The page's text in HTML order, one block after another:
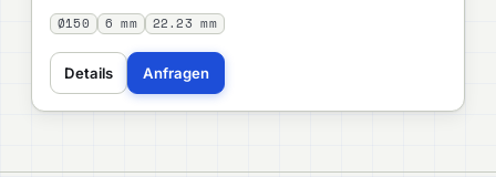
Ø150 6 mm 22.23 mm
Details Anfragen